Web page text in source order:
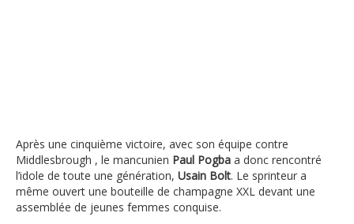
Après une cinquième victoire, avec son équipe contre
Middlesbrough , le mancunien Paul Pogba a donc rencontré
l’idole de toute une génération, Usain Bolt. Le sprinteur a
même ouvert une bouteille de champagne XXL devant une
assemblée de jeunes femmes conquise.